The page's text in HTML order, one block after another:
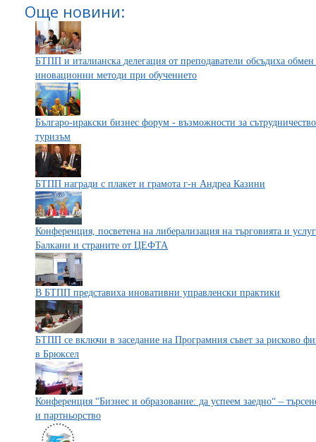
Още новини:
БТПП и италианска делегация от преподаватели обсъдиха
иновационни методи при обучението
Българо-иракски бизнес форум - възможности за
туризъм
БТПП награди с плакет и грамота г-н Андреа Казини
Конференция, посветена на либерализация на търговията и
Балкани и страните от ЦЕФТА
В БТПП представиха иновативни управленски практики
БТПП се включи в заседание на Програмния съвет за рисково
в Брюксел
Конференция “Бизнес и образование: да успеем заедно“ –
и партньорство